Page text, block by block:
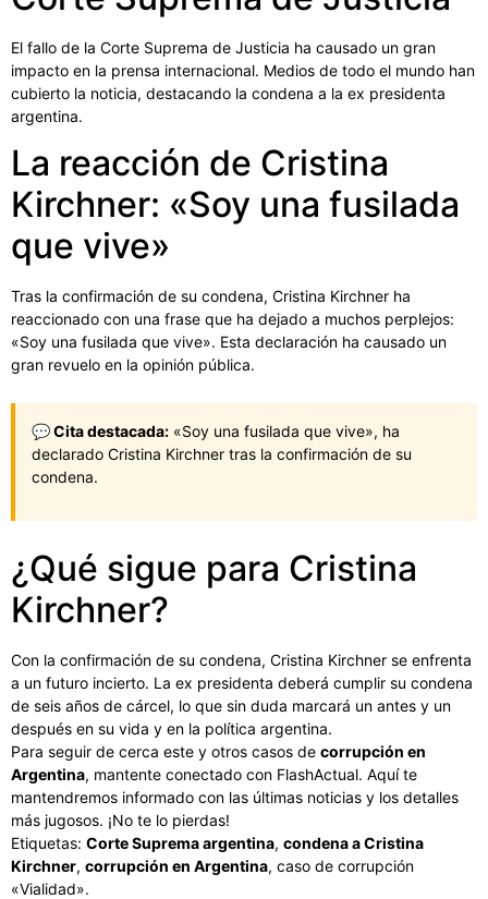
El fallo de la Corte Suprema de Justicia ha causado un gran
impacto en la prensa internacional. Medios de todo el mundo han
cubierto la noticia, destacando la condena a la ex presidenta
argentina.
La reacción de Cristina
Kirchner: «Soy una fusilada
que vive»
Tras la confirmación de su condena, Cristina Kirchner ha
reaccionado con una frase que ha dejado a muchos perplejos:
«Soy una fusilada que vive». Esta declaración ha causado un
gran revuelo en la opinión pública.
💬 Cita destacada: «Soy una fusilada que vive», ha
declarado Cristina Kirchner tras la confirmación de su
condena.
¿Qué sigue para Cristina
Kirchner?
Con la confirmación de su condena, Cristina Kirchner se enfrenta
a un futuro incierto. La ex presidenta deberá cumplir su condena
de seis años de cárcel, lo que sin duda marcará un antes y un
después en su vida y en la política argentina.
Para seguir de cerca este y otros casos de corrupción en
Argentina, mantente conectado con FlashActual. Aquí te
mantendremos informado con las últimas noticias y los detalles
más jugosos. ¡No te lo pierdas!
Etiquetas: Corte Suprema argentina, condena a Cristina
Kirchner, corrupción en Argentina, caso de corrupción
«Vialidad».